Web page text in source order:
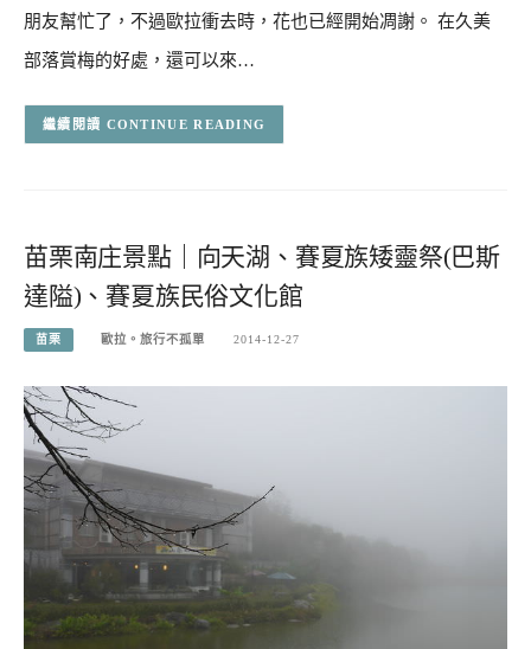
朋友幫忙了，不過歐拉衝去時，花也已經開始凋謝。 在久美
部落賞梅的好處，還可以來…
CONTINUE READING
苗栗南庄景點｜向天湖、賽夏族矮靈祭(巴斯
達隘)、賽夏族民俗文化館
苗栗 歐拉。旅行不孤單 2014-12-27